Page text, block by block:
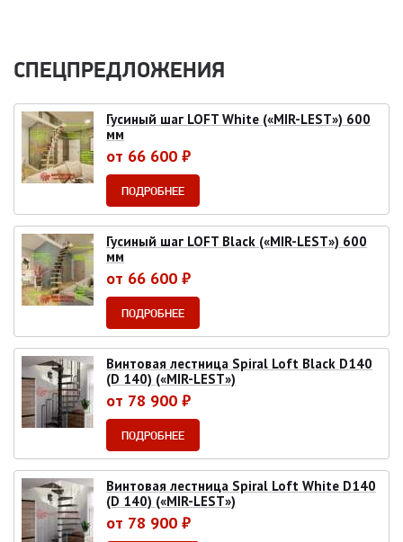
СПЕЦПРЕДЛОЖЕНИЯ
Гусиный шаг LOFT White («MIR-LEST») 600
мм
от 66 600 ₽
ПОДРОБНЕЕ
Гусиный шаг LOFT Black («MIR-LEST») 600
мм
от 66 600 ₽
ПОДРОБНЕЕ
Винтовая лестница Spiral Loft Black D140
(D 140) («MIR-LEST»)
от 78 900 ₽
ПОДРОБНЕЕ
Винтовая лестница Spiral Loft White D140
(D 140) («MIR-LEST»)
от 78 900 ₽